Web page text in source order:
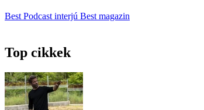
Best Podcast interjú Best magazin
Top cikkek